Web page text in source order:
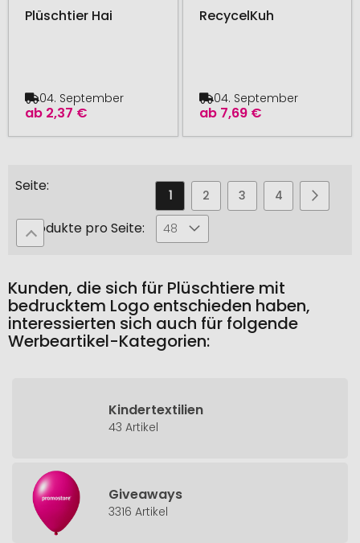
Plüschtier Hai
ab 2,37 €
04. September
RecycelKuh
ab 7,69 €
04. September
Seite
Sie
lesen
gerade
Seite
1 Seite
2 Seite
3 Seite
4 Seite
5
Produkte pro Seite: 48
Kunden, die sich für Plüschtiere mit
bedrucktem Logo entschieden haben,
interessierten sich auch für folgende
Werbeartikel-Kategorien:
Kindertextilien
43 Artikel
Giveaways
3316 Artikel